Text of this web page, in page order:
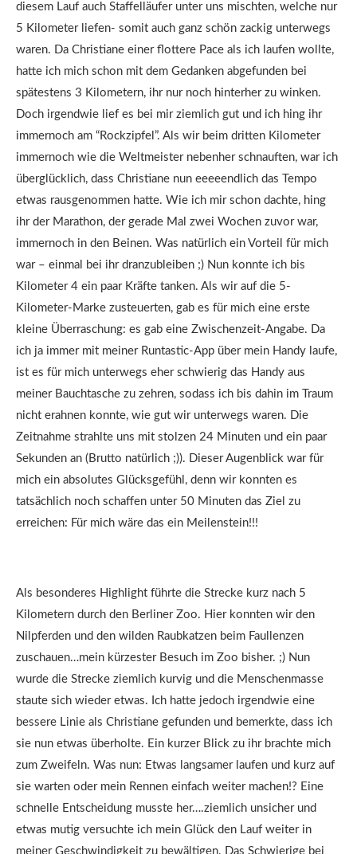
diesem Lauf auch Staffelläufer unter uns mischten, welche nur
5 Kilometer liefen- somit auch ganz schön zackig unterwegs
waren. Da Christiane einer flottere Pace als ich laufen wollte,
hatte ich mich schon mit dem Gedanken abgefunden bei
spätestens 3 Kilometern, ihr nur noch hinterher zu winken.
Doch irgendwie lief es bei mir ziemlich gut und ich hing ihr
immernoch am “Rockzipfel”. Als wir beim dritten Kilometer
immernoch wie die Weltmeister nebenher schnauften, war ich
überglücklich, dass Christiane nun eeeeendlich das Tempo
etwas rausgenommen hatte. Wie ich mir schon dachte, hing
ihr der Marathon, der gerade Mal zwei Wochen zuvor war,
immernoch in den Beinen. Was natürlich ein Vorteil für mich
war – einmal bei ihr dranzubleiben ;) Nun konnte ich bis
Kilometer 4 ein paar Kräfte tanken. Als wir auf die 5-
Kilometer-Marke zusteuerten, gab es für mich eine erste
kleine Überraschung: es gab eine Zwischenzeit-Angabe. Da
ich ja immer mit meiner Runtastic-App über mein Handy laufe,
ist es für mich unterwegs eher schwierig das Handy aus
meiner Bauchtasche zu zehren, sodass ich bis dahin im Traum
nicht erahnen konnte, wie gut wir unterwegs waren. Die
Zeitnahme strahlte uns mit stolzen 24 Minuten und ein paar
Sekunden an (Brutto natürlich ;)). Dieser Augenblick war für
mich ein absolutes Glücksgefühl, denn wir konnten es
tatsächlich noch schaffen unter 50 Minuten das Ziel zu
erreichen: Für mich wäre das ein Meilenstein!!!
Als besonderes Highlight führte die Strecke kurz nach 5
Kilometern durch den Berliner Zoo. Hier konnten wir den
Nilpferden und den wilden Raubkatzen beim Faullenzen
zuschauen…mein kürzester Besuch im Zoo bisher. ;) Nun
wurde die Strecke ziemlich kurvig und die Menschenmasse
staute sich wieder etwas. Ich hatte jedoch irgendwie eine
bessere Linie als Christiane gefunden und bemerkte, dass ich
sie nun etwas überholte. Ein kurzer Blick zu ihr brachte mich
zum Zweifeln. Was nun: Etwas langsamer laufen und kurz auf
sie warten oder mein Rennen einfach weiter machen!? Eine
schnelle Entscheidung musste her….ziemlich unsicher und
etwas mutig versuchte ich mein Glück den Lauf weiter in
meiner Geschwindigkeit zu bewältigen. Das Schwierige bei